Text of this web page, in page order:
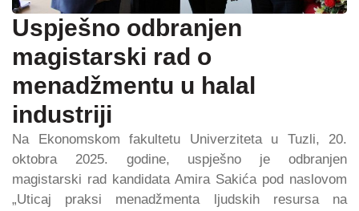
Uspješno odbranjen
magistarski rad o
menadžmentu u halal
industriji
Na Ekonomskom fakultetu Univerziteta u Tuzli, 20.
oktobra 2025. godine, uspješno je odbranjen
magistarski rad kandidata Amira Sakića pod naslovom
„Uticaj praksi menadžmenta ljudskih resursa na